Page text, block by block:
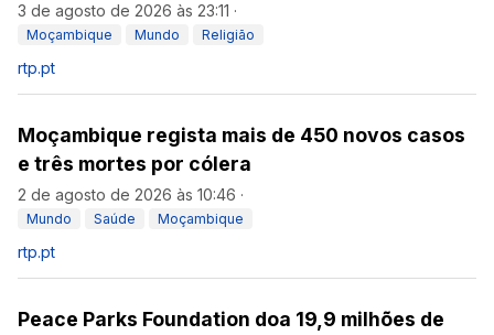
3 de agosto de 2026 às 23:11 ·
Moçambique Mundo Religião
rtp.pt
Moçambique regista mais de 450 novos casos
e três mortes por cólera
2 de agosto de 2026 às 10:46 ·
Mundo Saúde Moçambique
rtp.pt
Peace Parks Foundation doa 19,9 milhões de